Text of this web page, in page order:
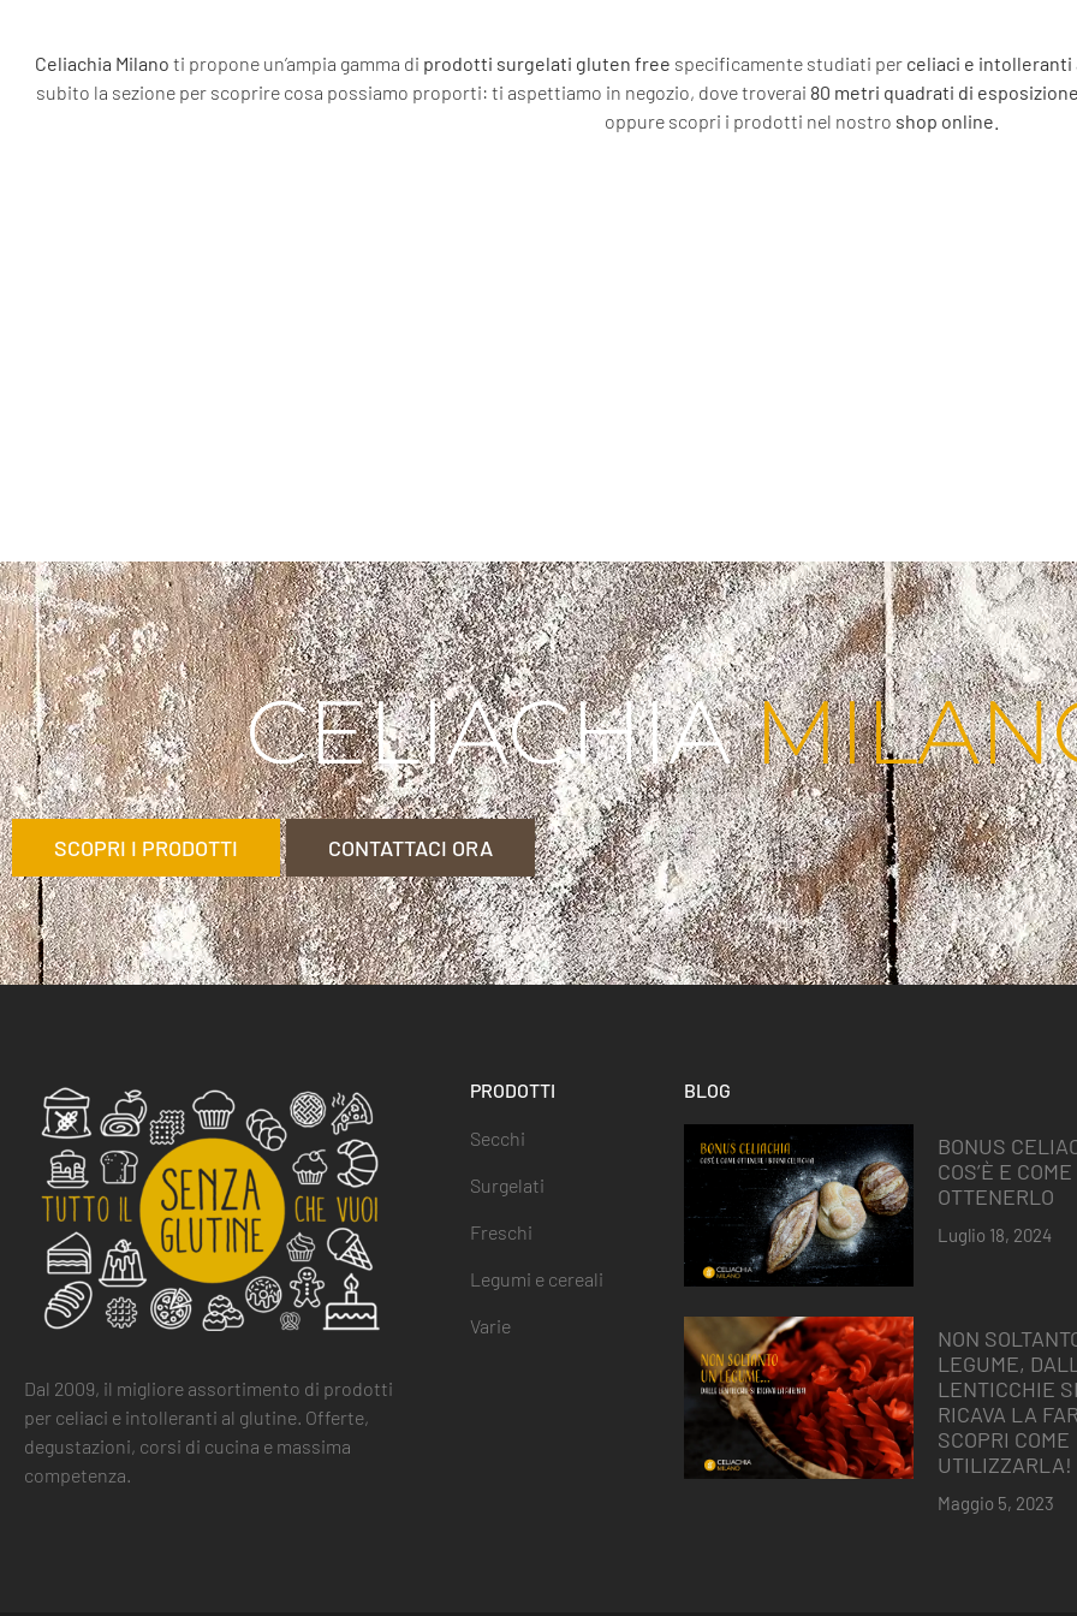
Celiachia Milano ti propone un’ampia gamma di prodotti surgelati gluten free specificamente studiati per celiaci e intolleranti
subito la sezione per scoprire cosa possiamo proporti: ti aspettiamo in negozio, dove troverai 80 metri quadrati di
oppure scopri i prodotti nel nostro shop online.
CELIACHIA
SCOPRI I PRODOTTI CONTATTACI ORA
Dal 2009, il migliore assortimento di prodotti
per celiaci e intolleranti al glutine. Offerte,
degustazioni, corsi di cucina e massima
competenza.
PRODOTTI
Secchi
Surgelati
Freschi
Legumi e cereali
Varie
BLOG
BONUS
COS’È E COME
OTTENERLO
Luglio 18, 2024
NON
LEGUME,
LENTICCHIE
RICAVA LA
SCOPRI COME
UTILIZZARLA!
Maggio 5, 2023